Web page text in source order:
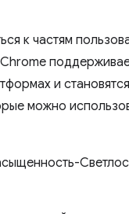
к частям
и
можно